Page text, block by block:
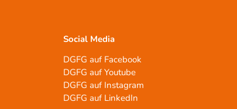
Social Media
DGFG auf Facebook
DGFG auf Youtube
DGFG auf Instagram
DGFG auf LinkedIn